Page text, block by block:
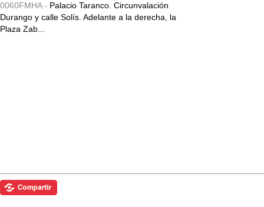
0060FMHA - Palacio Taranco. Circunvalación
Durango y calle Solís. Adelante a la derecha, la
Plaza Zab...